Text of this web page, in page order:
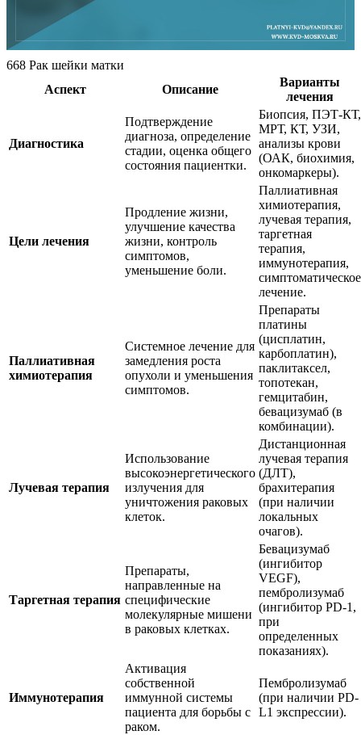
668 Рак шейки матки
Аспект
Описание
Варианты
лечения
Диагностика
Подтверждение
диагноза, определение
стадии, оценка общего
состояния пациентки.
Биопсия, ПЭТ-КТ,
МРТ, КТ, УЗИ,
анализы крови
(ОАК, биохимия,
онкомаркеры).
Цели лечения
Продление жизни,
улучшение качества
жизни, контроль
симптомов,
уменьшение боли.
Паллиативная
химиотерапия,
лучевая терапия,
таргетная
терапия,
иммунотерапия,
симптоматическое
лечение.
Паллиативная
химиотерапия
Системное лечение для
замедления роста
опухоли и уменьшения
симптомов.
Препараты
платины
(цисплатин,
карбоплатин),
паклитаксел,
топотекан,
гемцитабин,
бевацизумаб (в
комбинации).
Лучевая терапия
Использование
высокоэнергетического
излучения для
уничтожения раковых
клеток.
Дистанционная
лучевая терапия
(ДЛТ),
брахитерапия
(при наличии
локальных
очагов).
Таргетная терапия
Препараты,
направленные на
специфические
молекулярные мишени
в раковых клетках.
Бевацизумаб
(ингибитор
VEGF),
пембролизумаб
(ингибитор PD-1,
при
определенных
показаниях).
Иммунотерапия
Активация
собственной
иммунной системы
пациента для борьбы с
раком.
Пембролизумаб
(при наличии PD-
L1 экспрессии).